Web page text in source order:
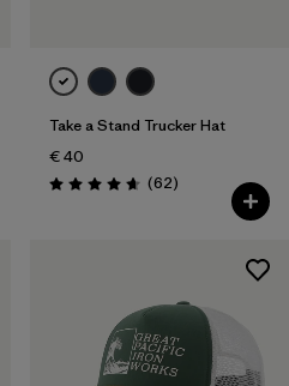
Take a Stand Trucker Hat
€ 40
Valutazione: 4.6 / 5
(62Recensioni
)